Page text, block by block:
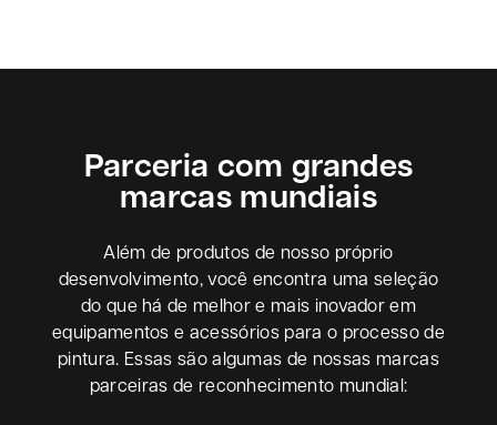
Parceria com grandes
marcas mundiais
Além de produtos de nosso próprio
desenvolvimento, você encontra uma seleção
do que há de melhor e mais inovador em
equipamentos e acessórios para o processo de
pintura. Essas são algumas de nossas marcas
parceiras de reconhecimento mundial: